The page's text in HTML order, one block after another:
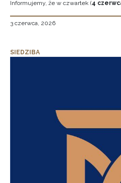
Informujemy, że w czwartek (4
3 czerwca, 2026
SIEDZIBA